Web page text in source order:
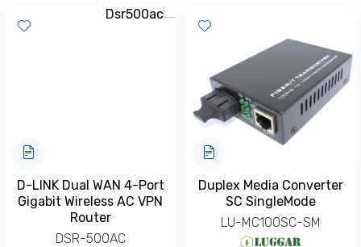
Add wishlist
Duplex Media Converter
SC SingleMode
LU-MC100SC-SM
D-LINK Dual WAN 4-Port
Gigabit Wireless AC VPN
Router
DSR-500AC